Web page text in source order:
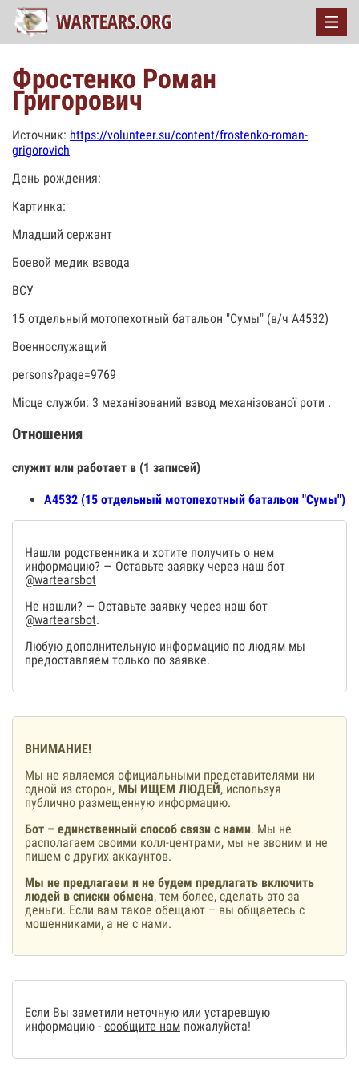
Фростенко Роман
Григорович
Источник: https://volunteer.su/content/frostenko-roman-
grigorovich
День рождения:
Картинка:
Младший сержант
Боевой медик взвода
ВСУ
15 отдельный мотопехотный батальон "Сумы" (в/ч А4532)
Военнослужащий
persons?page=9769
Місце служби: 3 механізований взвод механізованої роти .
Отношения
служит или работает в (1 записей)
А4532 (15 отдельный мотопехотный батальон "Сумы")
Нашли родственника и хотите получить о нем
информацию? — Оставьте заявку через наш бот
@wartearsbot
Не нашли? — Оставьте заявку через наш бот
@wartearsbot.
Любую дополнительную информацию по людям мы
предоставляем только по заявке.
ВНИМАНИЕ!
Мы не являемся официальными представителями ни
одной из сторон, МЫ ИЩЕМ ЛЮДЕЙ, используя
публично размещенную информацию.
Бот – единственный способ связи с нами. Мы не
располагаем своими колл-центрами, мы не звоним и не
пишем с других аккаунтов.
Мы не предлагаем и не будем предлагать включить
людей в списки обмена, тем более, сделать это за
деньги. Если вам такое обещают – вы общаетесь с
мошенниками, а не с нами.
Если Вы заметили неточную или устаревшую
информацию - сообщите нам пожалуйста!